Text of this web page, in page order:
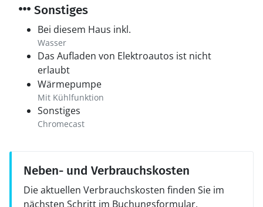
Sonstiges
Bei diesem Haus inkl.
Wasser
Das Aufladen von Elektroautos ist nicht
erlaubt
Wärmepumpe
Mit Kühlfunktion
Sonstiges
Chromecast
Neben- und Verbrauchskosten
Die aktuellen Verbrauchskosten finden Sie im
nächsten Schritt im Buchungsformular.